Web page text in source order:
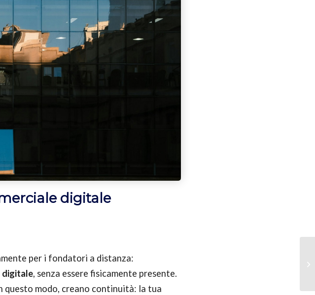
digitale
per i fondatori a distanza:
digitale, senza essere fisicamente presente.
questo modo, creano continuità: la tua